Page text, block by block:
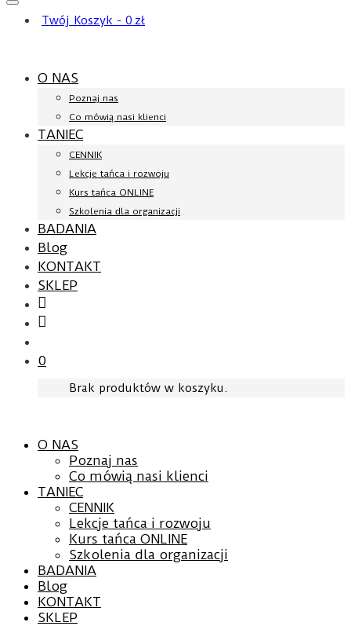
Twój Koszyk - 0 zł
O NAS
Poznaj nas
Co mówią nasi klienci
TANIEC
CENNIK
Lekcje tańca i rozwoju
Kurs tańca ONLINE
Szkolenia dla organizacji
BADANIA
Blog
KONTAKT
SKLEP
0
Brak produktów w koszyku.
O NAS
Poznaj nas
Co mówią nasi klienci
TANIEC
CENNIK
Lekcje tańca i rozwoju
Kurs tańca ONLINE
Szkolenia dla organizacji
BADANIA
Blog
KONTAKT
SKLEP